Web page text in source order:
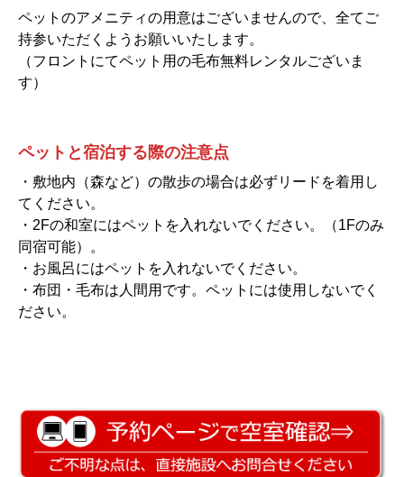
持参いただくようお願いいたします。
（フロントにてペット用の毛布無料レンタルございま
す）
ペットと宿泊する際の注意点
てください。
・2Fの和室にはペットを入れないでください。（1Fのみ
同宿可能）。
・お風呂にはペットを入れないでください。
・布団・毛布は人間用です。ペットには使用しないでく
ださい。